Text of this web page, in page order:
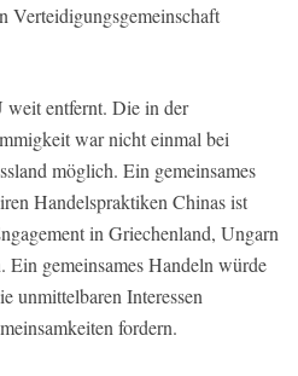
Verteidigungsgemeinschaft
weit entfernt. Die in der
war nicht einmal bei
möglich. Ein gemeinsames
Handelspraktiken Chinas ist
in Griechenland, Ungarn
Ein gemeinsames Handeln würde
unmittelbaren Interessen
fordern.